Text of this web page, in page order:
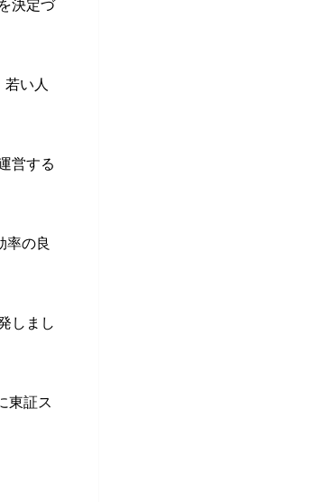
決定づ
い人
営する
率の良
しまし
東証ス